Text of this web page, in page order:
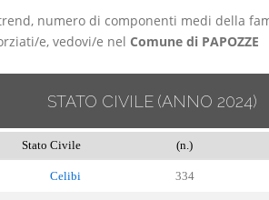
numero di componenti medi della
e, vedovi/e nel Comune di PAPOZZE
STATO CIVILE (ANNO 2024)
Stato Civile (n.)
Celibi 334